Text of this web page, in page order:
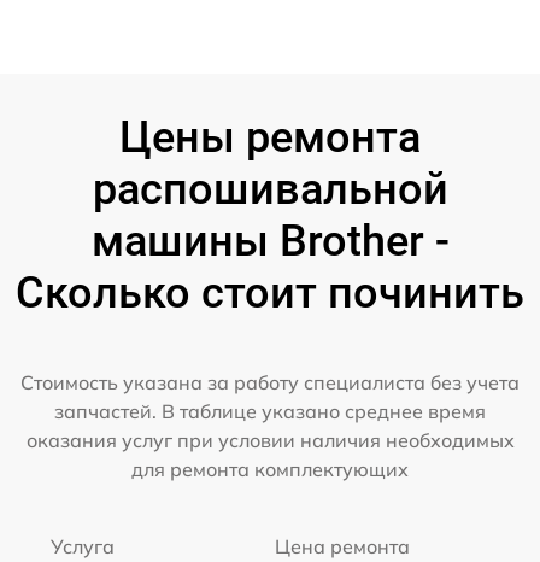
Цены ремонта
распошивальной
машины Brother -
Сколько стоит починить
Стоимость указана за работу специалиста без учета
запчастей. В таблице указано среднее время
оказания услуг при условии наличия необходимых
для ремонта комплектующих
Услуга Цена ремонта